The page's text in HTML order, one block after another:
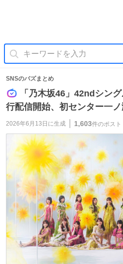
SNSのバズまとめ
「乃木坂46」42ndシン
行配信開始、初センター一
2026年6月13日 に生成 1,603件のポスト